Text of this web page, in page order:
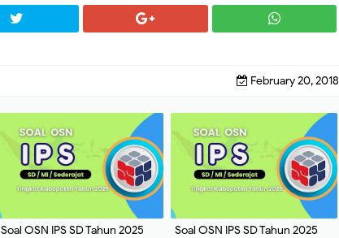
February 20, 2018
Soal OSN IPS SD Tahun 2025
Soal OSN IPS SD Tahun 2025